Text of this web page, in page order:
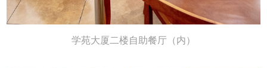
学苑大厦二楼自助餐厅（内）